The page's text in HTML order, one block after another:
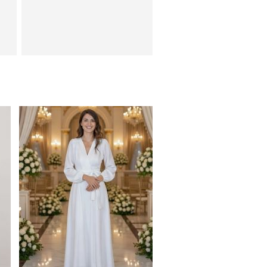
Классические
шоколадные шелковые
летние женские брюки